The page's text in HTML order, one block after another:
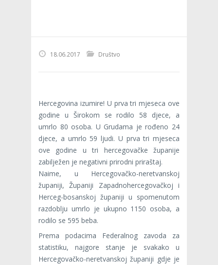
18.06.2017 Društvo
Hercegovina izumire! U prva tri mjeseca ove
godine u Širokom se rodilo 58 djece, a
umrlo 80 osoba. U Grudama je rođeno 24
djece, a umrlo 59 ljudi. U prva tri mjeseca
ove godine u tri hercegovačke županije
zabilježen je negativni prirodni priraštaj.
Naime, u Hercegovačko-neretvanskoj
županiji, Županiji Zapadnohercegovačkoj i
Herceg-bosanskoj županiji u spomenutom
razdoblju umrlo je ukupno 1150 osoba, a
rodilo se 595 beba.
Prema podacima Federalnog zavoda za
statistiku, najgore stanje je svakako u
Hercegovačko-neretvanskoj županiji gdje je